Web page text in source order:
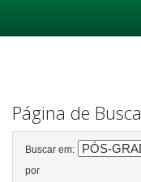
Página de Busca
Buscar em:
por